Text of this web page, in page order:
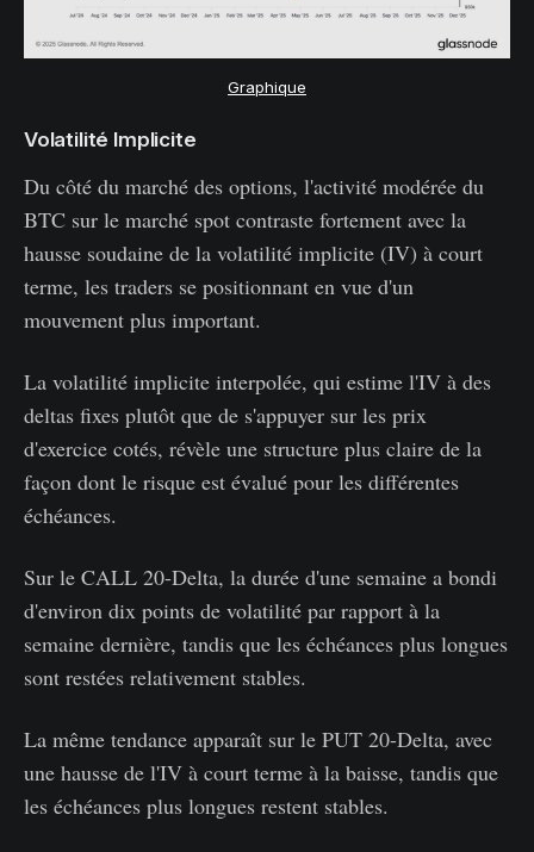
Graphique
Volatilité Implicite
Du côté du marché des options, l'activité modérée du
BTC sur le marché spot contraste fortement avec la
hausse soudaine de la volatilité implicite (IV) à court
terme, les traders se positionnant en vue d'un
mouvement plus important.
La volatilité implicite interpolée, qui estime l'IV à des
deltas fixes plutôt que de s'appuyer sur les prix
d'exercice cotés, révèle une structure plus claire de la
façon dont le risque est évalué pour les différentes
échéances.
Sur le CALL 20-Delta, la durée d'une semaine a bondi
d'environ dix points de volatilité par rapport à la
semaine dernière, tandis que les échéances plus longues
sont restées relativement stables.
La même tendance apparaît sur le PUT 20-Delta, avec
une hausse de l'IV à court terme à la baisse, tandis que
les échéances plus longues restent stables.